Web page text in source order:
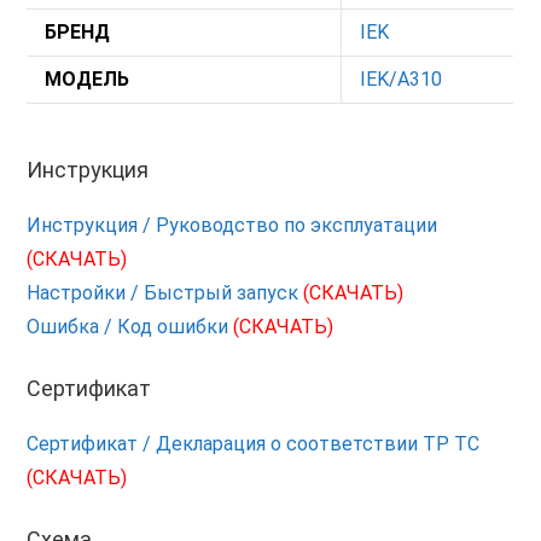
БРЕНД IEK
МОДЕЛЬ IEK/A310
Инструкция
Инструкция / Руководство по эксплуатации
(СКАЧАТЬ)
Настройки / Быстрый запуск(СКАЧАТЬ)
Ошибка / Код ошибки(СКАЧАТЬ)
Сертификат
Сертификат / Декларация о соответствии ТР ТС
(СКАЧАТЬ)